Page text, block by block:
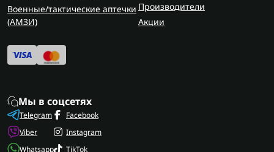
Военные/тактические аптечки
(AMЗИ)
Производители
Акции
Мы в соцсетях
Telegram
Viber
Whatsapp
Facebook
Instagram
TikTok